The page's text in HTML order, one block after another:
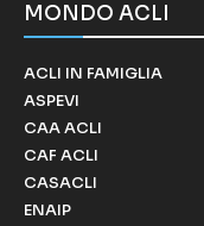
MONDO ACLI
ACLI IN FAMIGLIA
ASPEVI
CAA ACLI
CAF ACLI
CASACLI
ENAIP